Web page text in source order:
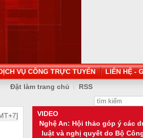
VỤ CÔNG TRỰC TUYẾN
LIÊN HỆ -
Đặt làm trang chủ RSS
VIDEO
Nghệ An: Hội thảo góp ý các
luật và nghị quyết do Bộ